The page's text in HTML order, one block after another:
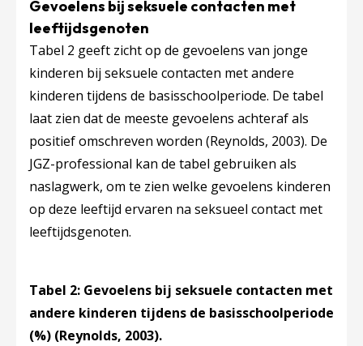
Gevoelens bij seksuele contacten met
leeftijdsgenoten
Tabel 2 geeft zicht op de gevoelens van jonge
kinderen bij seksuele contacten met andere
kinderen tijdens de basisschoolperiode. De tabel
laat zien dat de meeste gevoelens achteraf als
positief omschreven worden (Reynolds, 2003). De
JGZ-professional kan de tabel gebruiken als
naslagwerk, om te zien welke gevoelens kinderen
op deze leeftijd ervaren na seksueel contact met
leeftijdsgenoten.
Tabel 2: Gevoelens bij seksuele contacten met
andere kinderen tijdens de basisschoolperiode
(%) (Reynolds, 2003).